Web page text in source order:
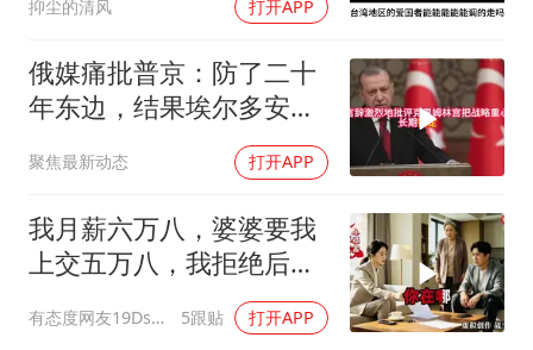
台当局重金为“台独”织“皇帝新衣”
乐享全民健身 共筑健康中国
抑尘的清风 打开APP
俄媒痛批普京：防了二十
年东边，结果埃尔多安把
聚焦最新动态 打开APP
我月薪六万八，婆婆要我
上交五万八，我拒绝后她
换了门锁，12天后我决意
离婚
有态度网友19Dsym 5跟贴 打开APP